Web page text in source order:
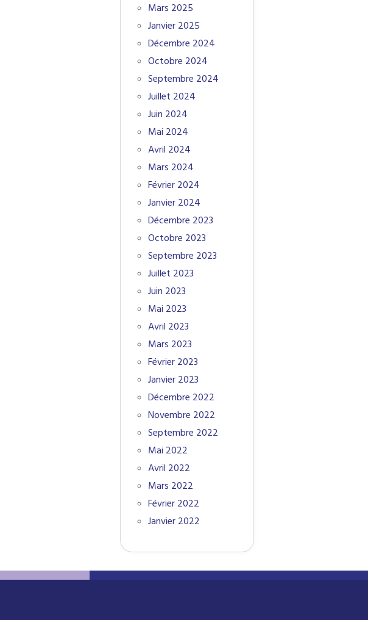
Mars 2025
Janvier 2025
Décembre 2024
Octobre 2024
Septembre 2024
Juillet 2024
Juin 2024
Mai 2024
Avril 2024
Mars 2024
Février 2024
Janvier 2024
Décembre 2023
Octobre 2023
Septembre 2023
Juillet 2023
Juin 2023
Mai 2023
Avril 2023
Mars 2023
Février 2023
Janvier 2023
Décembre 2022
Novembre 2022
Septembre 2022
Mai 2022
Avril 2022
Mars 2022
Février 2022
Janvier 2022